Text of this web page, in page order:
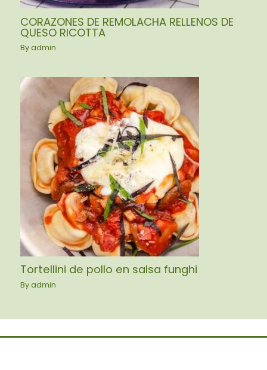
CORAZONES DE REMOLACHA RELLENOS DE
QUESO RICOTTA
Byadmin
Tortellini de pollo en salsa funghi
Byadmin